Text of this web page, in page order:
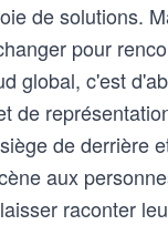
de solutions.
pour
global, c'est
de
de derrière
aux
raconter